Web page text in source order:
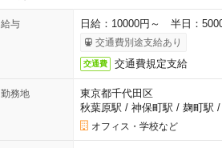
給与 日給：10000円～ 半日：
交通費別途支給あり
交通費 交通費規定支給
勤務地
東京都千代田区
秋葉原駅 / 神保町駅 / 麹町駅 /
オフィス・学校など